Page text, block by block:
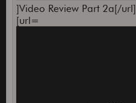
]Video Review Part 2a[/url]
[url=